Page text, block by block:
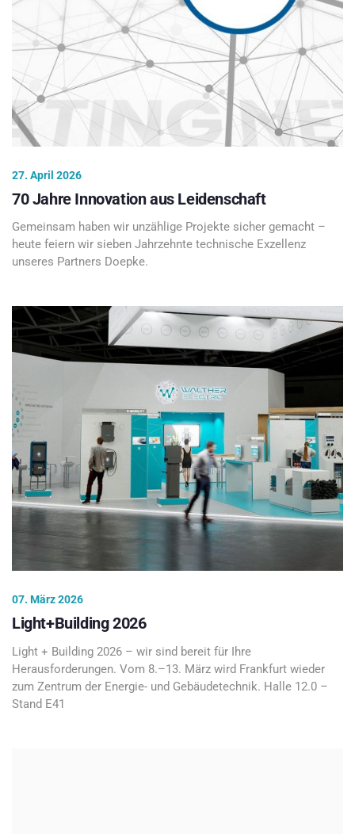
27. April 2026
70 Jahre Innovation aus Leidenschaft
Gemeinsam haben wir unzählige Projekte sicher gemacht –
heute feiern wir sieben Jahrzehnte technische Exzellenz
unseres Partners Doepke.
07. März 2026
Light+Building 2026
Light + Building 2026 – wir sind bereit für Ihre
Herausforderungen. Vom 8.–13. März wird Frankfurt wieder
zum Zentrum der Energie- und Gebäudetechnik. Halle 12.0 –
Stand E41